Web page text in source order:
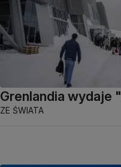
Grenlandia wydaje
ZE ŚWIATA